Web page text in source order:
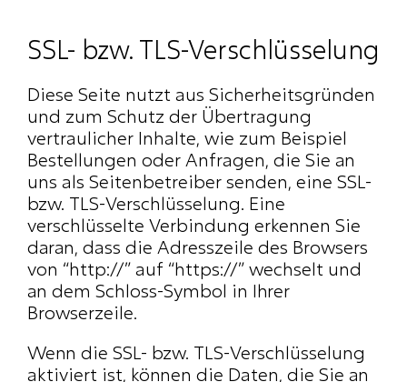
SSL- bzw. TLS-Verschlüsselung
Diese Seite nutzt aus Sicherheitsgründen
und zum Schutz der Übertragung
vertraulicher Inhalte, wie zum Beispiel
Bestellungen oder Anfragen, die Sie an
uns als Seitenbetreiber senden, eine SSL-
bzw. TLS-Verschlüsselung. Eine
verschlüsselte Verbindung erkennen Sie
daran, dass die Adresszeile des Browsers
von “http://” auf “https://” wechselt und
an dem Schloss-Symbol in Ihrer
Browserzeile.
Wenn die SSL- bzw. TLS-Verschlüsselung
aktiviert ist, können die Daten, die Sie an